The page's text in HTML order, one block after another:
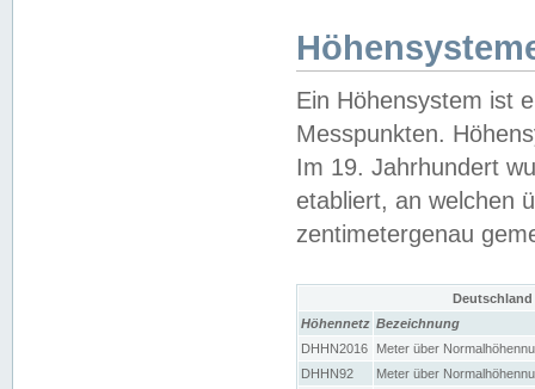
Ein Höhensystem ist
Messpunkten.
Im 19. Jahrhundert
etabliert, an welchen
zentimetergenau
Höhennetz Bezeichnung
DHHN2016
Meter über
DHHN92
Meter über